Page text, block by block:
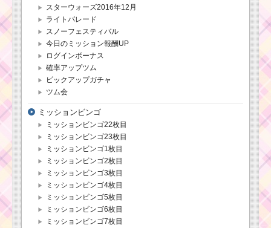
スターウォーズ2016年12月
ライトパレード
スノーフェスティバル
今日のミッション報酬UP
ログインボーナス
確率アップツム
ピックアップガチャ
ツム会
ミッションビンゴ
ミッションビンゴ22枚目
ミッションビンゴ23枚目
ミッションビンゴ1枚目
ミッションビンゴ2枚目
ミッションビンゴ3枚目
ミッションビンゴ4枚目
ミッションビンゴ5枚目
ミッションビンゴ6枚目
ミッションビンゴ7枚目